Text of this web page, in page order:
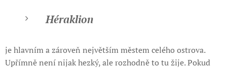
Héraklion
je hlavním a zároveň největším městem celého ostrova.
Upřímně není nijak hezký, ale rozhodně to tu žije. Pokud